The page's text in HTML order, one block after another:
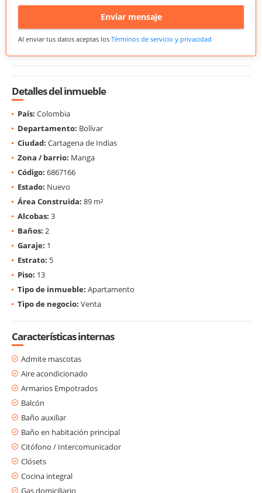
Enviar mensaje
Al enviar tus datos aceptas los Términos de servicio y privacidad
Detalles del inmueble
País: Colombia
Departamento: Bolívar
Ciudad: Cartagena de Indias
Zona / barrio: Manga
Código: 6867166
Estado: Nuevo
Área Construida: 89 m²
Alcobas: 3
Baños: 2
Garaje: 1
Estrato: 5
Piso: 13
Tipo de inmueble: Apartamento
Tipo de negocio: Venta
Características internas
Admite mascotas
Aire acondicionado
Armarios Empotrados
Balcón
Baño auxiliar
Baño en habitación principal
Citófono / Intercomunicador
Clósets
Cocina integral
Gas domiciliario